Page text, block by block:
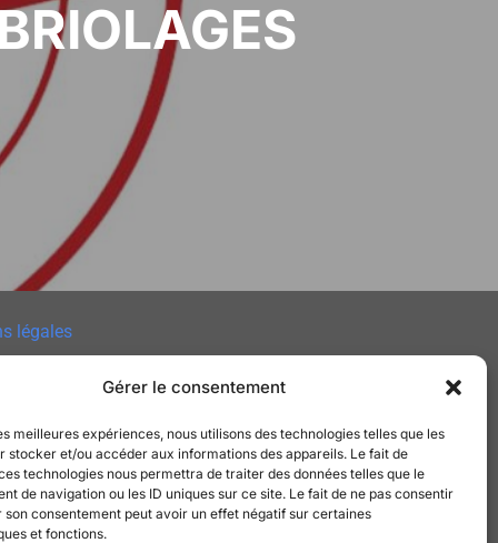
Gérer le consentement
meilleures expériences, nous utilisons des technologies telles que les
stocker et/ou accéder aux informations des appareils. Le fait de
technologies nous permettra de traiter des données telles que le
de navigation ou les ID uniques sur ce site. Le fait de ne pas consentir
son consentement peut avoir un effet négatif sur certaines
et fonctions.
légales